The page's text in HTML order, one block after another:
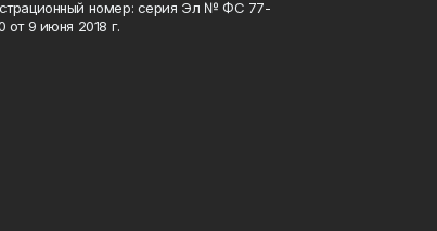
номер: серия Эл № ФС 77-
от 9 июня 2018 г.